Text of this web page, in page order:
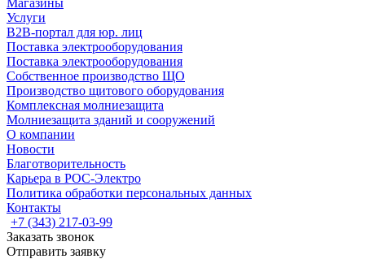
Магазины
Услуги
B2B-портал для юр. лиц
Поставка электрооборудования
Поставка электрооборудования
Собственное производство ЩО
Производство щитового оборудования
Комплексная молниезащита
Молниезащита зданий и сооружений
О компании
Новости
Благотворительность
Карьера в РОС-Электро
Политика обработки персональных данных
Контакты
+7 (343) 217-03-99
Заказать звонок
Отправить заявку